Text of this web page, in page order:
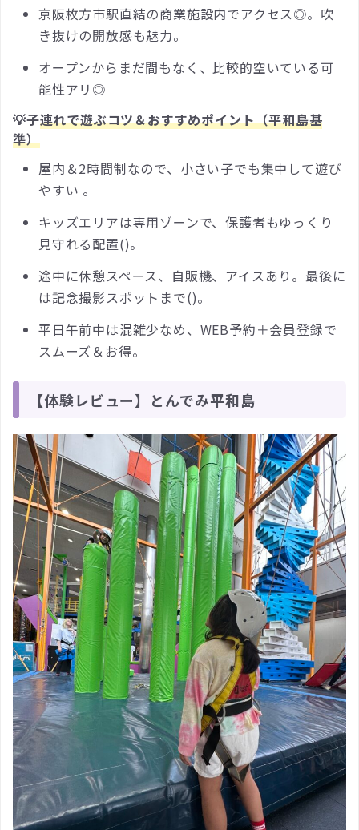
京阪枚方市駅直結の商業施設内でアクセス◎。吹
き抜けの開放感も魅力。
オープンからまだ間もなく、比較的空いている可
能性アリ◎
💡子連れで遊ぶコツ＆おすすめポイント（平和島基
準）
屋内＆2時間制なので、小さい子でも集中して遊び
やすい 。
キッズエリアは専用ゾーンで、保護者もゆっくり
見守れる配置()。
途中に休憩スペース、自販機、アイスあり。最後に
は記念撮影スポットまで()。
平日午前中は混雑少なめ、WEB予約＋会員登録で
スムーズ＆お得。
【体験レビュー】とんでみ平和島